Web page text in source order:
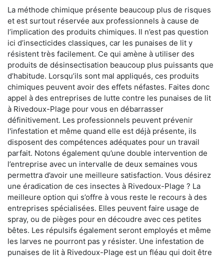
La méthode chimique présente beaucoup plus de risques
et est surtout réservée aux professionnels à cause de
l’implication des produits chimiques. Il n’est pas question
ici d’insecticides classiques, car les punaises de lit y
résistent très facilement. Ce qui amène à utiliser des
produits de désinsectisation beaucoup plus puissants que
d’habitude. Lorsqu’ils sont mal appliqués, ces produits
chimiques peuvent avoir des effets néfastes. Faites donc
appel à des entreprises de lutte contre les punaises de lit
à Rivedoux-Plage pour vous en débarrasser
définitivement. Les professionnels peuvent prévenir
l'infestation et même quand elle est déjà présente, ils
disposent des compétences adéquates pour un travail
parfait. Notons également qu’une double intervention de
l’entreprise avec un intervalle de deux semaines vous
permettra d’avoir une meilleure satisfaction. Vous désirez
une éradication de ces insectes à Rivedoux-Plage ? La
meilleure option qui s’offre à vous reste le recours à des
entreprises spécialisées. Elles peuvent faire usage de
spray, ou de pièges pour en découdre avec ces petites
bêtes. Les répulsifs également seront employés et même
les larves ne pourront pas y résister. Une infestation de
punaises de lit à Rivedoux-Plage est un fléau qui doit être